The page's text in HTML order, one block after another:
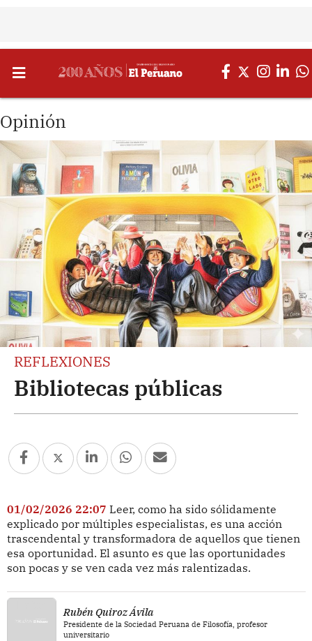
Opinión
REFLEXIONES
Bibliotecas públicas
01/02/2026 22:07 Leer, como ha sido sólidamente
explicado por múltiples especialistas, es una acción
trascendental y transformadora de aquellos que tienen
esa oportunidad. El asunto es que las oportunidades
son pocas y se ven cada vez más ralentizadas.
Rubén Quiroz Ávila
Presidente de la Sociedad Peruana de Filosofía, profesor
universitario